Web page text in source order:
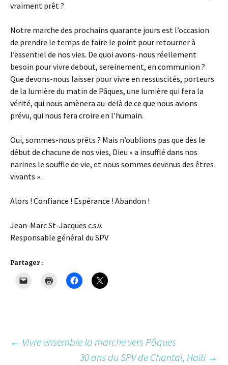
vraiment prêt ?
Notre marche des prochains quarante jours est l’occasion
de prendre le temps de faire le point pour retourner à
l’essentiel de nos vies. De quoi avons-nous réellement
besoin pour vivre debout, sereinement, en communion ?
Que devons-nous laisser pour vivre en ressuscités, porteurs
de la lumière du matin de Pâques, une lumière qui fera la
vérité, qui nous amènera au-delà de ce que nous avions
prévu, qui nous fera croire en l’humain.
Oui, sommes-nous prêts ? Mais n’oublions pas que dès le
début de chacune de nos vies, Dieu « a insufflé dans nos
narines le souffle de vie, et nous sommes devenus des êtres
vivants ».
Alors ! Confiance ! Espérance ! Abandon !
Jean-Marc St-Jacques c.s.v.
Responsable général du SPV
Partager :
Post
← VIvre ensemble la marche vers Pâques
30 ans du SPV de Chantal, Haïti →